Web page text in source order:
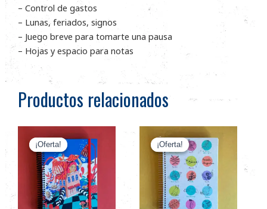
– Control de gastos
– Lunas, feriados, signos
– Juego breve para tomarte una pausa
– Hojas y espacio para notas
Productos relacionados
¡Oferta!
¡Oferta!
El
precio
original
era:
$27.800.
$21.700.
Este
producto
tiene
múltiples
variantes.
Las
¡Oferta!
¡Oferta!
El
precio
original
era:
$27.800.
Este
producto
tiene
múltiples
variantes.
Las